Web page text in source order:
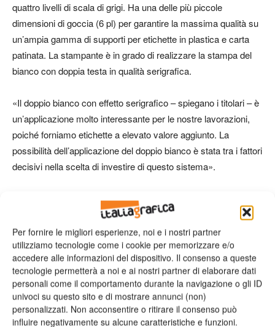
Per fornire le migliori esperienze, noi e i nostri partner
utilizziamo tecnologie come i cookie per memorizzare e/o
accedere alle informazioni del dispositivo. Il consenso a queste
tecnologie permetterà a noi e ai nostri partner di elaborare dati
personali come il comportamento durante la navigazione o gli ID
univoci su questo sito e di mostrare annunci (non)
personalizzati. Non acconsentire o ritirare il consenso può
influire negativamente su alcune caratteristiche e funzioni.
quattro livelli di scala di grigi. Ha una delle più piccole
dimensioni di goccia (6 pl) per garantire la massima qualità su
un’ampia gamma di supporti per etichette in plastica e carta
patinata. La stampante è in grado di realizzare la stampa del
bianco con doppia testa in qualità serigrafica.
«Il doppio bianco con effetto serigrafico – spiegano i titolari – è
un’applicazione molto interessante per le nostre lavorazioni,
poiché forniamo etichette a elevato valore aggiunto. La
possibilità dell’applicazione del doppio bianco è stata tra i fattori
decisivi nella scelta di investire di questo sistema».
Per Etichettificio Aretino, il supporto di NTG Digital è stato
molto importante. «Nel team commerciale e tecnico di NTG
abbiamo trovato persone di estrema competenza e
professionalità – concludono. – Ci ha colpito la disponibilità, e
credo che non avremo alcun problema in futuro».